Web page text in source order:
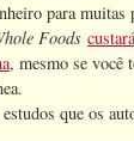
para
Foods
, mesmo se você
que os